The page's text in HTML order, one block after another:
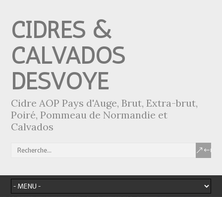
CIDRES &
CALVADOS
DESVOYE
Cidre AOP Pays d'Auge, Brut, Extra-brut,
Poiré, Pommeau de Normandie et
Calvados